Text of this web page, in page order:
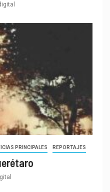
PRINCIPALES REPORTAJES